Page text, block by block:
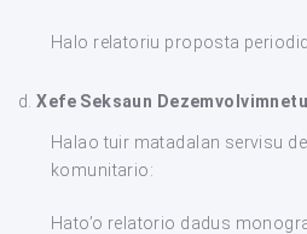
Halo relatoriu proposta
d.Xefe Seksaun
Halao tuir matadalan servisu
komunitario:
Hato’o relatorio dadus